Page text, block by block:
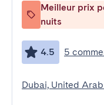
Meilleur prix
nuits
4.5 5
Dubai, United